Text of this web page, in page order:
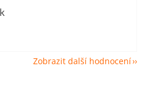
je 5 z 5 hvězdiček.
Zobrazit další hodnocení